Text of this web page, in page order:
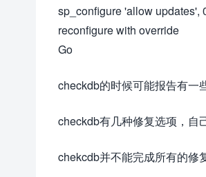
sp_configure 'allow updates',
reconfigure with override
Go
checkdb的时候可能报告有一
checkdb有几种修复选项，自
chekcdb并不能完成所有的修